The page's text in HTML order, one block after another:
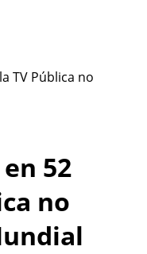
TV Pública no
52
no